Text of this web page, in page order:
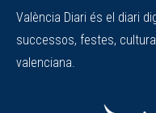
València Diari és el diari
successos, festes,
valenciana.